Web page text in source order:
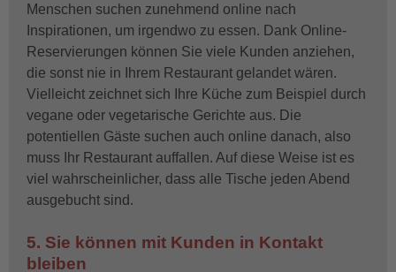
Menschen suchen zunehmend online nach
Inspirationen, um irgendwo zu essen. Dank Online-
Reservierungen können Sie viele Kunden anziehen,
die sonst nie in Ihrem Restaurant gelandet wären.
Vielleicht zeichnet sich Ihre Küche zum Beispiel durch
vegane oder vegetarische Gerichte aus. Die
potentiellen Gäste suchen auch online danach, also
muss Ihr Restaurant auffallen. Auf diese Weise ist es
viel wahrscheinlicher, dass alle Tische jeden Abend
ausgebucht sind.
5. Sie können mit Kunden in Kontakt
bleiben